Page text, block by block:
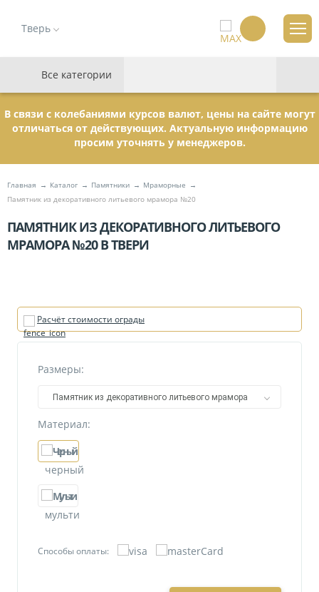
Тверь
Все категории
В связи с колебаниями курсов валют, цены на сайте могут
отличаться от действующих. Актуальную информацию
просим уточнять у менеджеров.
Главная Каталог Памятники
Мраморные
Памятник из декоративного литьевого мрамора №20
ПАМЯТНИК ИЗ ДЕКОРАТИВНОГО ЛИТЬЕВОГО
МРАМОРА №20 В ТВЕРИ
Расчёт стоимости ограды
Размеры:
Памятник из декоративного литьевого мрамора
№20
Материал:
черный
мульти
Способы оплаты: